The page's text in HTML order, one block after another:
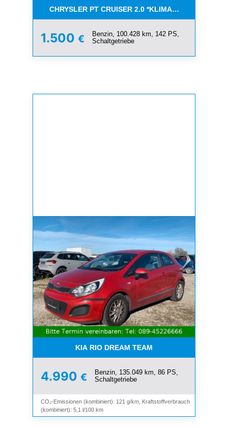
CHRYSLER PT CRUISER 2.0
1.500 €
Benzin, 100.428 km, 142 PS,
Schaltgetriebe
KIA RIO DREAM TEAM
4.990 €
Benzin, 135.049 km, 86 PS,
Schaltgetriebe
CO₂-Emissionen (kombiniert): 121 g/km, Kraftstoffverbrauch
(kombiniert): 5,1 l/100 km